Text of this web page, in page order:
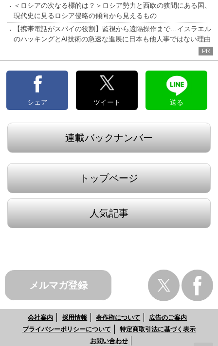
＜ロシアの次なる標的は？＞ロシア勢力と西欧の狭間にある国、
現代史に見るロシア侵略の傾向から見えるもの
【携帯電話がスパイの役割】監視から遠隔操作まで…イスラエル
のハッキングとAI技術の急速な進展に日本も他人事ではない理由
PR
シェア ツイート 送る
連載バックナンバー
トップページ
人気記事
メルマガ登録
会社案内 採用情報 著作権について
広告のご案内
プライバシーポリシーについて
特定商取引法に基づく表示
お問い合わせ